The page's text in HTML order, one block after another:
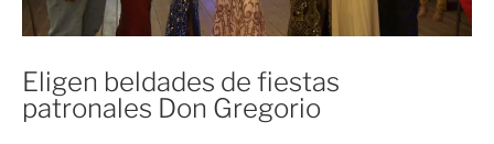
Eligen beldades de fiestas
patronales Don Gregorio